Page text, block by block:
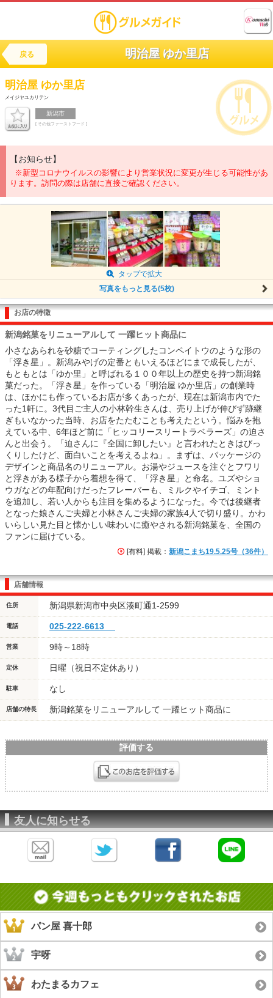
戻る 明治屋 ゆか里店
明治屋 ゆか里店
メイジヤユカリテン
新潟市
[ その他ファーストフード ]
【お知らせ】
※新型コロナウイルスの影響により営業状況に変更が生じる可能性があ
ります。訪問の際は店舗に直接ご確認ください。
タップで拡大
写真をもっと見る(5枚)
お店の特徴
新潟銘菓をリニューアルして 一躍ヒット商品に
小さなあられを砂糖でコーティングしたコンペイトウのような形の
「浮き星」。新潟みやげの定番ともいえるほどにまで成長したが、
もともとは「ゆか里」と呼ばれる１００年以上の歴史を持つ新潟銘
菓だった。「浮き星」を作っている「明治屋 ゆか里店」の創業時
は、ほかにも作っているお店が多くあったが、現在は新潟市内でた
った1軒に。3代目ご主人の小林幹生さんは、売り上げが伸びず跡継
ぎもいなかった当時、お店をたたむことも考えたという。悩みを抱
えている中、6年ほど前に「ヒッコリースリートラベラーズ」の迫さ
んと出会う。「迫さんに『全国に卸したい』と言われたときはびっ
くりしたけど、面白いことを考えるよね」。まずは、パッケージの
デザインと商品名のリニューアル。お湯やジュースを注ぐとフワリ
と浮きがある様子から着想を得て、「浮き星」と命名。ユズやショ
ウガなどの年配向けだったフレーバーも、ミルクやイチゴ、ミント
を追加し、若い人からも注目を集めるようになった。今では後継者
となった娘さんご夫婦と小林さんご夫婦の家族4人で切り盛り。かわ
いらしい見た目と懐かしい味わいに癒やされる新潟銘菓を、全国の
ファンに届けている。
[有料] 掲載： 新潟こまち19.5.25号（36件）
店舗情報
住所 新潟県新潟市中央区湊町通1-2599
電話 025-222-6613
営業 9時～18時
定休 日曜（祝日不定休あり）
駐車 なし
店舗の特長 新潟銘菓をリニューアルして 一躍ヒット商品に
評価する
友人に知らせる
パン屋 喜十郎
宇呀
わたまるカフェ